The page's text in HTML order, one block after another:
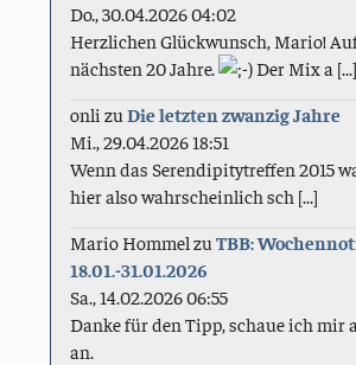
Do., 30.04.2026 04:02
Herzlichen Glückwunsch, Mario!
nächsten 20 Jahre.
Der Mix a [...]
onli zuDie letzten zwanzig Jahre
Mi., 29.04.2026 18:51
Wenn das Serendipitytreffen 2015
hier also wahrscheinlich sch [...]
Mario Hommel zuTBB:
18.01.-31.01.2026
Sa., 14.02.2026 06:55
Danke für den Tipp, schaue ich mir
an.